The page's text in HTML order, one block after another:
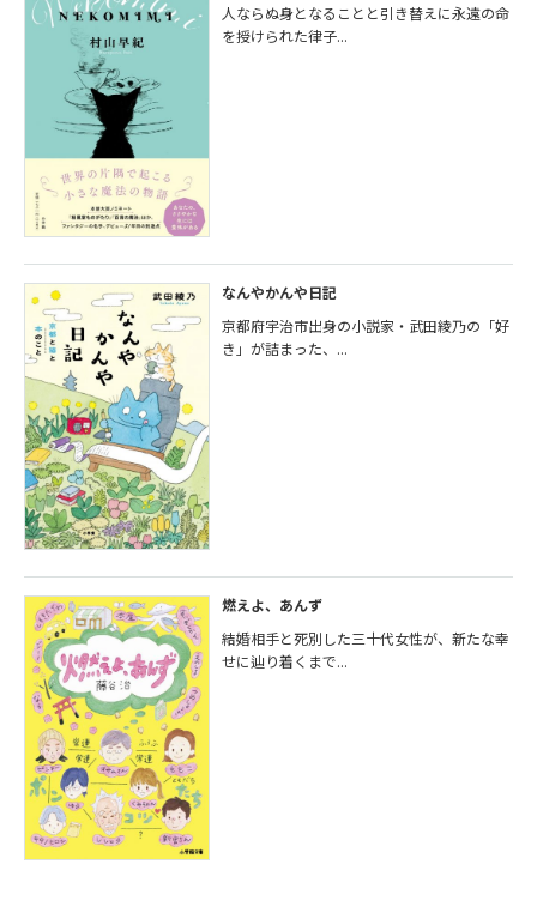
人ならぬ身となることと引き替えに永遠の命
を授けられた律子...
なんやかんや日記
京都府宇治市出身の小説家・武田綾乃の「好
き」が詰まった、...
燃えよ、あんず
結婚相手と死別した三十代女性が、新たな幸
せに辿り着くまで...